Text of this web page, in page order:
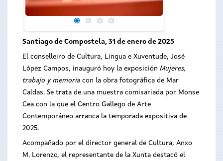
Santiago de Compostela, 31 de enero de 2025
El conselleiro de Cultura, Lingua e Xuventude, José
López Campos, inauguró hoy la exposición Mujeres,
trabajo y memoria con la obra fotográfica de Mar
Caldas. Se trata de una muestra comisariada por Monse
Cea con la que el Centro Gallego de Arte
Contemporáneo arranca la temporada expositiva de
2025.
Acompañado por el director general de Cultura, Anxo
M. Lorenzo, el representante de la Xunta destacó el